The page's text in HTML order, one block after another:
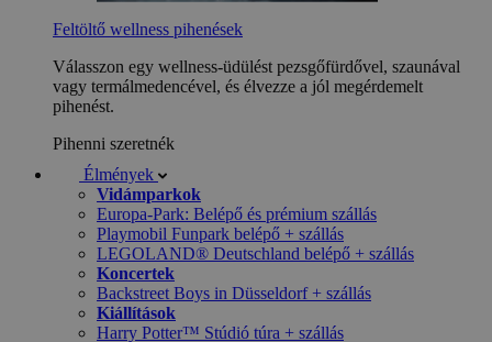
Feltöltő wellness pihenések
Válasszon egy wellness-üdülést pezsgőfürdővel, szaunával
vagy termálmedencével, és élvezze a jól megérdemelt
pihenést.
Pihenni szeretnék
Élmények
Vidámparkok
Europa-Park: Belépő és prémium szállás
Playmobil Funpark belépő + szállás
LEGOLAND® Deutschland belépő + szállás
Koncertek
Backstreet Boys in Düsseldorf + szállás
Kiállítások
Harry Potter™ Stúdió túra + szállás